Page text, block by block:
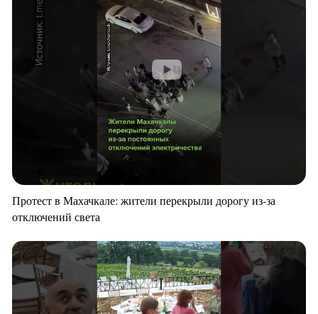
Протест в Махачкале: жители перекрыли дорогу из-за
отключений света